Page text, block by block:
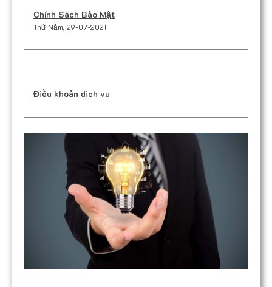
Chính Sách Bảo Mật
Thứ Năm, 29-07-2021
Điều khoản dịch vụ